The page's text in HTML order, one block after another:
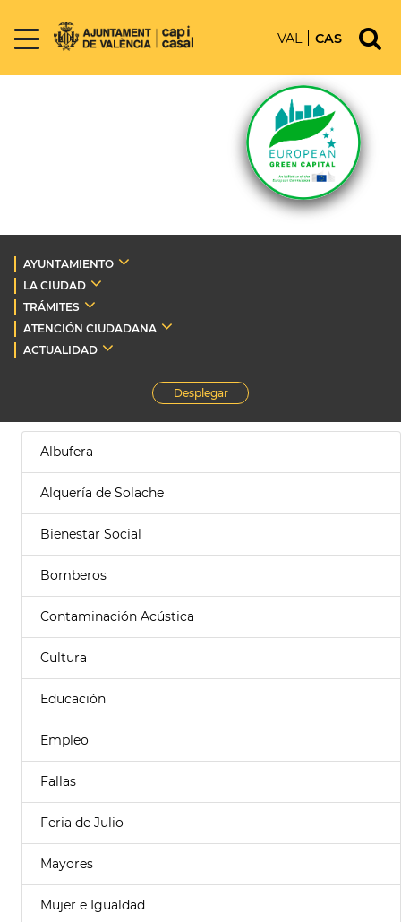
VAL CAS
AYUNTAMIENTO
LA CIUDAD
TRÁMITES
ATENCIÓN CIUDADANA
ACTUALIDAD
Desplegar
Albufera
Alquería de Solache
Bienestar Social
Bomberos
Contaminación Acústica
Cultura
Educación
Empleo
Fallas
Feria de Julio
Mayores
Mujer e Igualdad